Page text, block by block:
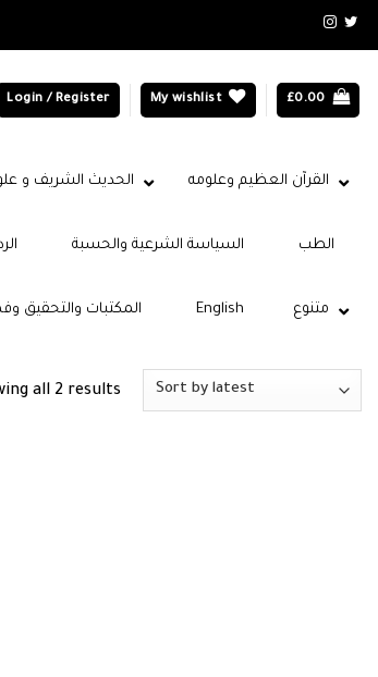
Login / Register My wishlist £0.00
القرآن العظيم وعلومه الحديث الشريف و
السياسة الشرعية والحسبة الطب
المكتبات والتحقيق متنوع English
all 2 resultsSorted